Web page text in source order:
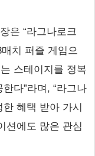
은 “라그나로크
치 퍼즐 게임으
스테이지를 정복
다”라며, “라그나
혜택 받아 가시
션에도 많은 관심